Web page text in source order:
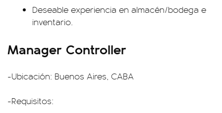
Deseable experiencia en almacén/bodega e
inventario.
Manager Controller
-Ubicación: Buenos Aires, CABA
-Requisitos: